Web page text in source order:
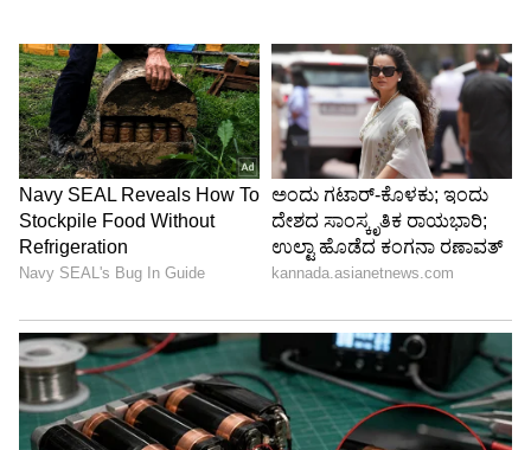
ಮತ್ತೊಬ್ಬರು ಕಬ್ಬನ್ ಪಾರ್ಕ್‌ನಲ್ಲಿ ನನಗೆ ಇದೇ ರೀತಿಯ
ಅನುಭವ ಆಗಿದೆ ಎಂದು ಹೇಳಿಕೊಂಡಿದ್ದಾರೆ.